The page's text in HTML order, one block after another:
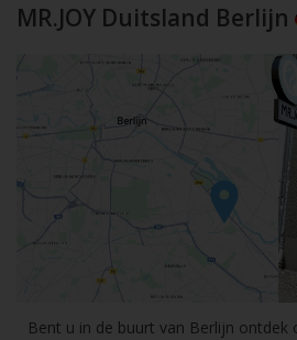
MR.JOY Duitsland Berlijn
Bent u in de buurt van Berlijn ontdek